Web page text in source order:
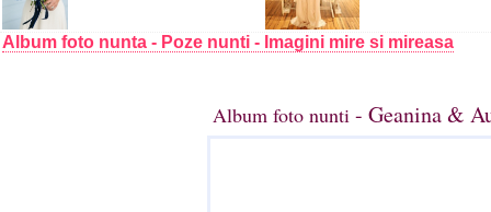
Album foto nunta - Poze nunti - Imagini mire si mireasa
Album foto nunti - Geanina &